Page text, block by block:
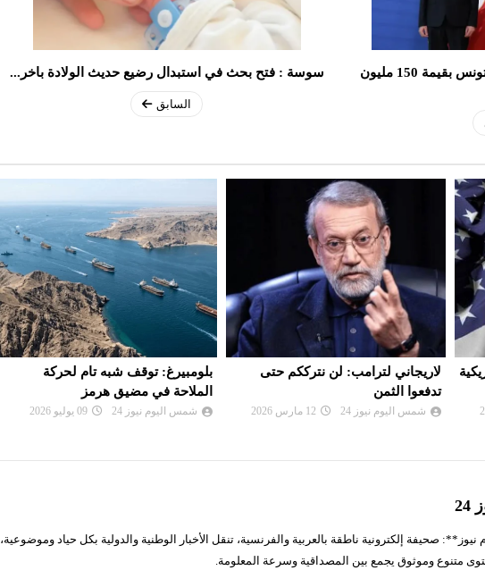
الاتحاد الأوروبي يصرف دعما لتونس بقيمة 150 مليون
سوسة : فتح بحث في استبدال رضيع حديث الولادة باخر...
السابق
بلومبيرغ: توقف شبه تام لحركة
الملاحة في مضيق هرمز
شمس اليوم نيوز 24 09 يوليو 2026
إيران تبلغ باكستان رفضها خطة أمريكية
من 15 بنداً لإنهاء الحرب
شمس اليوم نيوز 24 25 مارس 2026
صحيفة إلكترونية ناطقة بالعربية والفرنسية، تنقل الأخبار الوطنية والدولية بكل حياد وموضوعية،
متنوع وموثوق يجمع بين المصداقية وسرعة المعلومة.